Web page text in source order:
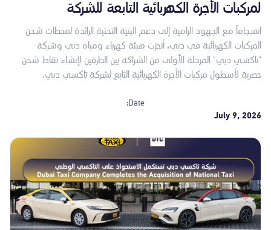
لمركبات الأجرة الكهربائية التابعة للشركة
انسجاماً مع الجهود الرامية إلى دعم البنية التحتية الرائدة لمحطات شحن
المركبات الكهربائية في دبي، أنجزت هيئة كهرباء ومياه دبي وشركة
"تاكسي دبي" المرحلة الأولى من الشراكة بين الطرفين لإنشاء نقاط شحن
حصرية لأسطول مركبات الأجرة الكهربائية التابع لشركة تاكسي دبي.
Date:
July 9, 2026